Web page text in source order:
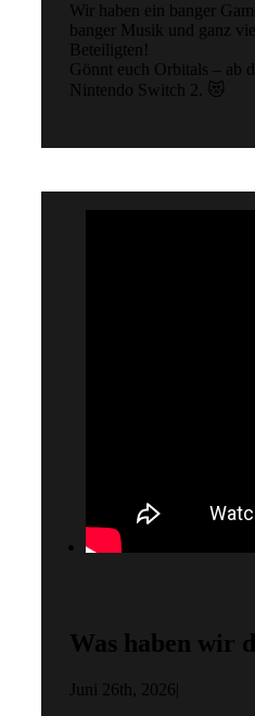
Wir haben ein banger
banger Musik und ganz
Beteiligten!
Gönnt euch Orbitals – ab
Nintendo Switch 2. 😻
Was haben wir
Juni 26th, 2026